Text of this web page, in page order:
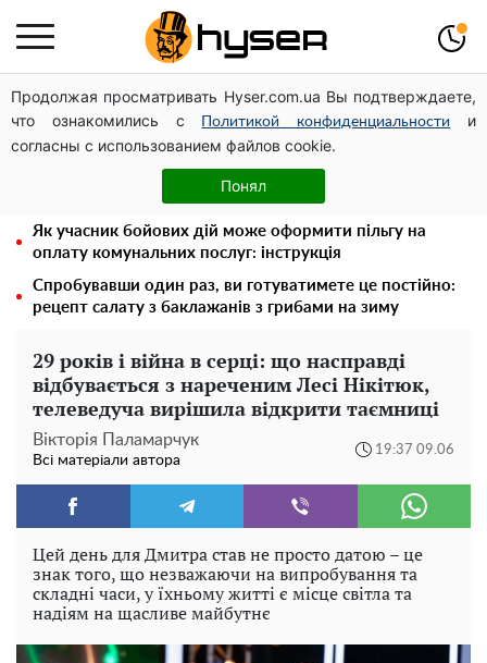
Продолжая просматривать Hyser.com.ua Вы подтверждаете,
что ознакомились с
Политикой конфиденциальности
и
согласны с использованием файлов cookie.
Понял
Дрони із націнкою: Олександр Конотопський вивів
мільйони оборонного бюджету через фіктивну фірму в
Естонії
Гола Олена Тополя у цікавих позах змусила відвисати
щелепи: злив відео – було лише початком
Як учасник бойових дій може оформити пільгу на
оплату комунальних послуг: інструкція
Спробувавши один раз, ви готуватимете це постійно:
рецепт салату з баклажанів з грибами на зиму
29 років і війна в серці: що насправді
відбувається з нареченим Лесі Нікітюк,
телеведуча вирішила відкрити таємниці
Вікторія Паламарчук
Всі матеріали автора
19:37 09.06
Цей день для Дмитра став не просто датою – це
знак того, що незважаючи на випробування та
складні часи, у їхньому житті є місце світла та
надіям на щасливе майбутнє